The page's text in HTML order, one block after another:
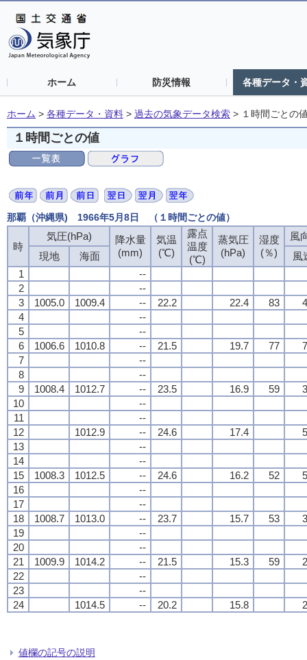
ホーム 防災情報 各種データ・
ホーム > 各種データ・資料 > 過去の気象データ検索 > １時間ごとの
１時間ごとの値
那覇（沖縄県) 1966年5月8日 （１時間ごとの値）
時
気圧(hPa)
降水量
(mm)
気温
(℃)
露点
温度
(℃)
蒸気圧
(hPa)
湿度
(％)
風
現地
海面
風
1
--
2
--
3
1005.0 1009.4 -- 22.2 22.4 83
4
--
5
--
6
1006.6 1010.8 -- 21.5 19.7 77
7
--
8
--
9
1008.4 1012.7 -- 23.5 16.9 59
10
--
11
--
12
1012.9 -- 24.6 17.4
13
--
14
--
15
1008.3 1012.5 -- 24.6 16.2 52
16
--
17
--
18
1008.7 1013.0 -- 23.7 15.7 53
19
--
20
--
21
1009.9 1014.2 -- 21.5 15.3 59
22
--
23
--
24
1014.5 -- 20.2 15.8
値欄の記号の説明